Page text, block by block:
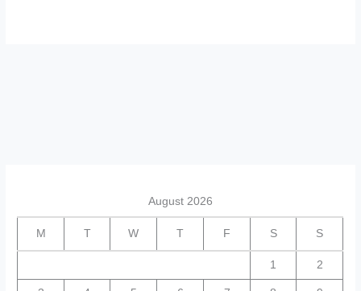
August 2026
M T W T F S S
1 2